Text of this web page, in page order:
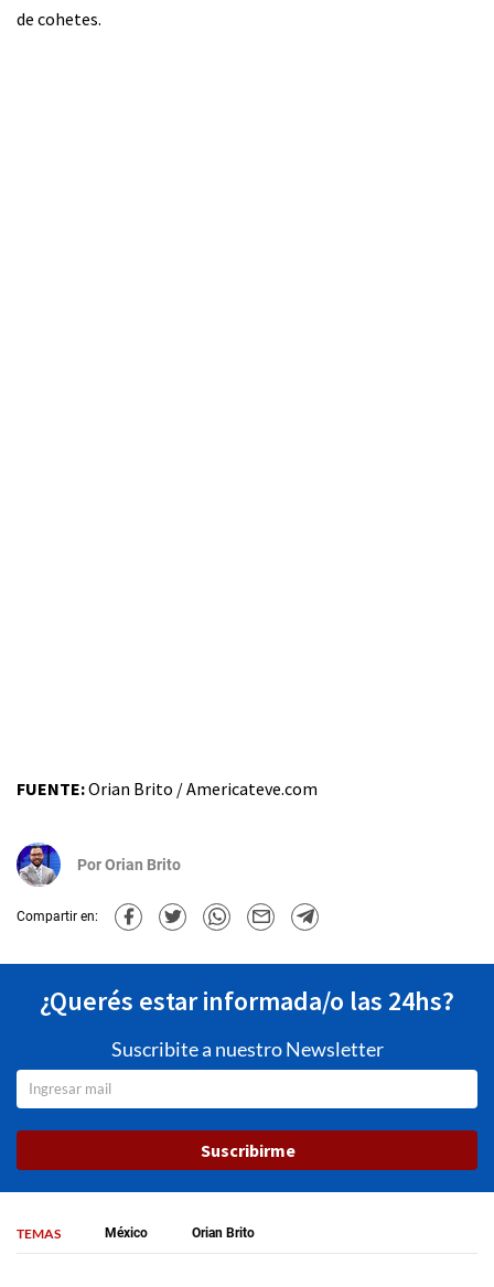
de cohetes.
FUENTE:Orian Brito / Americateve.com
PorOrian Brito
Compartir en:
¿Querés estar informada/o las 24hs?
Suscribite a nuestro Newsletter
Suscribirme
TEMAS México Orian Brito